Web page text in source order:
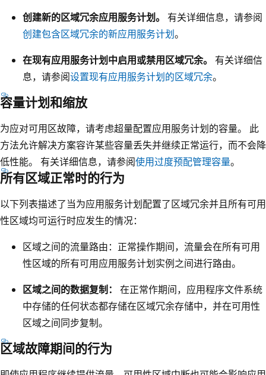
创建新的区域冗余应用服务计划。 有关详细信息，请参阅
创建包含区域冗余的新应用服务计划。
在现有应用服务计划中启用或禁用区域冗余。 有关详细信
息，请参阅设置现有应用服务计划的区域冗余。
容量计划和缩放
为应对可用区故障，请考虑超量配置应用服务计划的容量。 此
方法允许解决方案容许某些容量丢失并继续正常运行，而不会降
低性能。 有关详细信息，请参阅使用过度预配管理容量。
所有区域正常时的行为
以下列表描述了当为应用服务计划配置了区域冗余并且所有可用
性区域均可运行时应发生的情况：
区域之间的流量路由：正常操作期间，流量会在所有可用
性区域的所有可用应用服务计划实例之间进行路由。
区域之间的数据复制：
在正常作期间，应用程序文件系统
中存储的任何状态都存储在区域冗余存储中，并在可用性
区域之间同步复制。
区域故障期间的行为